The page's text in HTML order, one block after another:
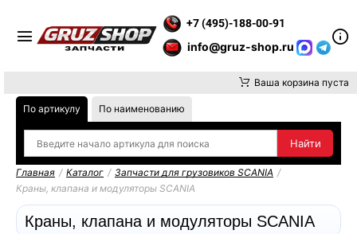
+7 (495)-188-00-91
info@gruz-shop.ru
Ваша корзина пуста
По артикулу По наименованию
Главная / Каталог / Запчасти для грузовиков SCANIA /
Краны, клапана и модуляторы SCANIA
Краны, клапана и модуляторы SCANIA